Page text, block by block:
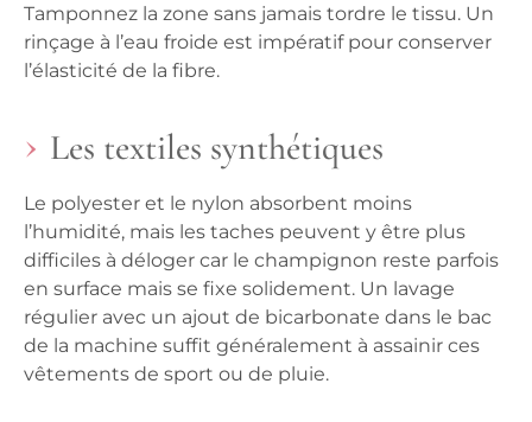
Tamponnez la zone sans jamais tordre le tissu. Un
rinçage à l’eau froide est impératif pour conserver
l’élasticité de la fibre.
Les textiles synthétiques
Le polyester et le nylon absorbent moins
l’humidité, mais les taches peuvent y être plus
difficiles à déloger car le champignon reste parfois
en surface mais se fixe solidement. Un lavage
régulier avec un ajout de bicarbonate dans le bac
de la machine suffit généralement à assainir ces
vêtements de sport ou de pluie.